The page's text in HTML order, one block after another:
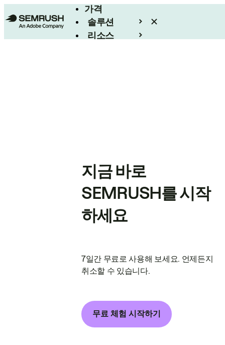
가격
솔루션
리소스
지금 바로
SEMRUSH를 시작
하세요
7일간 무료로 사용해 보세요. 언제든지
취소할 수 있습니다.
무료 체험 시작하기